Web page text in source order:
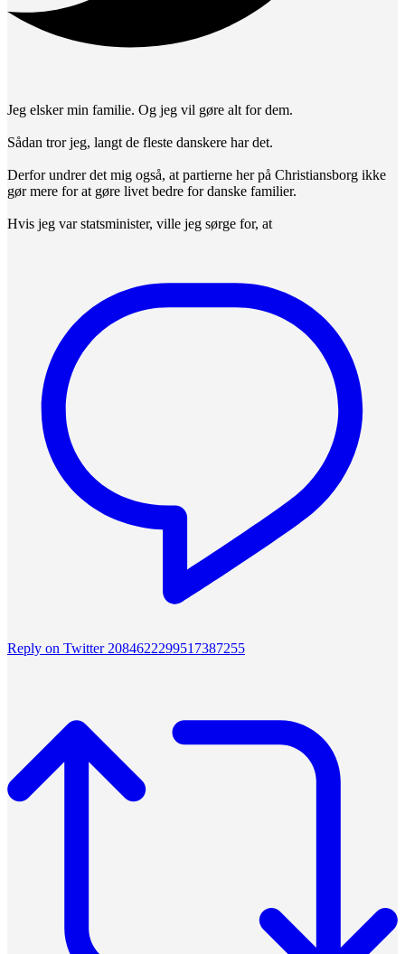
Jeg elsker min familie. Og jeg vil gøre alt for dem.
Sådan tror jeg, langt de fleste danskere har det.
Derfor undrer det mig også, at partierne her på Christiansborg ikke
gør mere for at gøre livet bedre for danske familier.
Hvis jeg var statsminister, ville jeg sørge for, at
Reply on Twitter 2084622299517387255